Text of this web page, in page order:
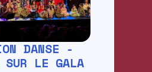
DANSE -
SUR LE GALA